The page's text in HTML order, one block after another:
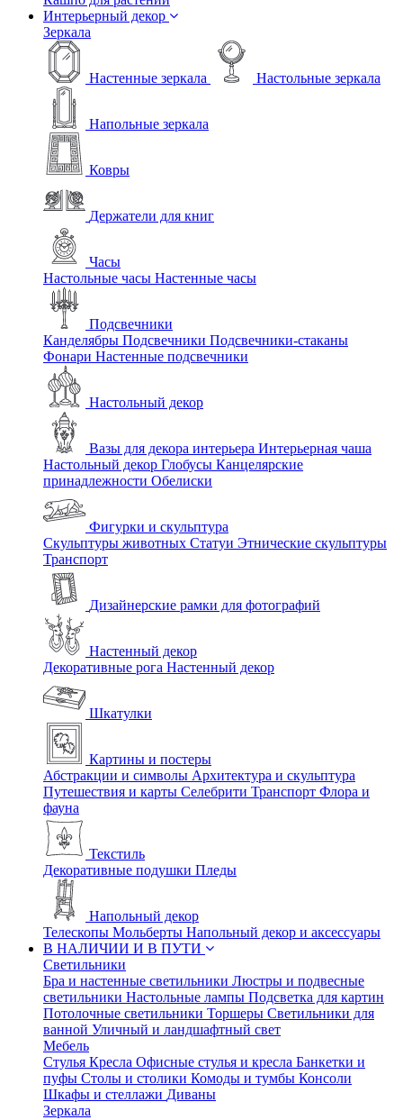
Интерьерный декор
Зеркала
Настенные зеркала Настольные зеркала
Напольные зеркала
Ковры
Держатели для книг
Часы
Настольные часы Настенные часы
Подсвечники
Канделябры Подсвечники Подсвечники-стаканы
Фонари Настенные подсвечники
Настольный декор
Вазы для декора интерьера Интерьерная чаша
Настольный декор Глобусы Канцелярские
принадлежности Обелиски
Фигурки и скульптура
Скульптуры животных Статуи Этнические скульптуры
Транспорт
Дизайнерские рамки для фотографий
Настенный декор
Декоративные рога Настенный декор
Шкатулки
Картины и постеры
Абстракции и символы Архитектура и скульптура
Путешествия и карты Селебрити Транспорт Флора и
фауна
Текстиль
Декоративные подушки Пледы
Напольный декор
Телескопы Мольберты Напольный декор и аксессуары
В НАЛИЧИИ И В ПУТИ
Светильники
Бра и настенные светильники Люстры и подвесные
светильники Настольные лампы Подсветка для картин
Потолочные светильники Торшеры Светильники для
ванной Уличный и ландшафтный свет
Мебель
Стулья Кресла Офисные стулья и кресла Банкетки и
пуфы Столы и столики Комоды и тумбы Консоли
Шкафы и стеллажи Диваны
Зеркала